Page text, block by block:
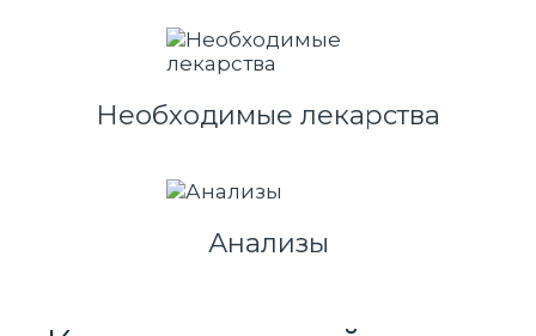
Необходимые лекарства
Анализы